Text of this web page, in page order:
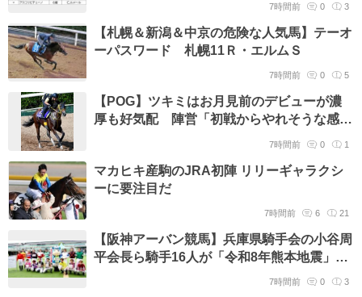
7時間前 0 3
【札幌＆新潟＆中京の危険な人気馬】テーオ
ーパスワード 札幌11Ｒ・エルムＳ
7時間前 0 5
【POG】ツキミはお月見前のデビューが濃
厚も好気配 陣営「初戦からやれそうな感じ
7時間前 0 1
マカヒキ産駒のJRA初陣 リリーギャラクシ
ーに要注目だ
7時間前 6 21
【阪神アーバン競馬】兵庫県騎手会の小谷周
平会長ら騎手16人が「令和8年熊本地震」被
7時間前 0 3